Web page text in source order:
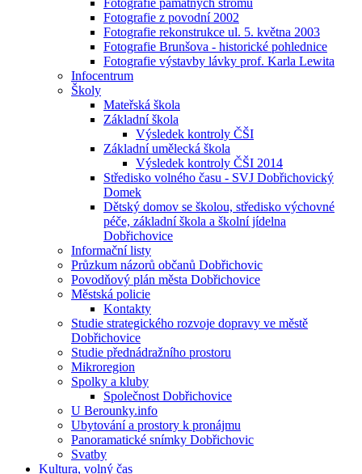
Fotografie památných stromů
Fotografie z povodní 2002
Fotografie rekonstrukce ul. 5. května 2003
Fotografie Brunšova - historické pohlednice
Fotografie výstavby lávky prof. Karla Lewita
Infocentrum
Školy
Mateřská škola
Základní škola
Výsledek kontroly ČŠI
Základní umělecká škola
Výsledek kontroly ČŠI 2014
Středisko volného času - SVJ Dobřichovický
Domek
Dětský domov se školou, středisko výchovné
péče, základní škola a školní jídelna
Dobřichovice
Informační listy
Průzkum názorů občanů Dobřichovic
Povodňový plán města Dobřichovice
Městská policie
Kontakty
Studie strategického rozvoje dopravy ve městě
Dobřichovice
Studie přednádražního prostoru
Mikroregion
Spolky a kluby
Společnost Dobřichovice
U Berounky.info
Ubytování a prostory k pronájmu
Panoramatické snímky Dobřichovic
Svatby
Kultura, volný čas